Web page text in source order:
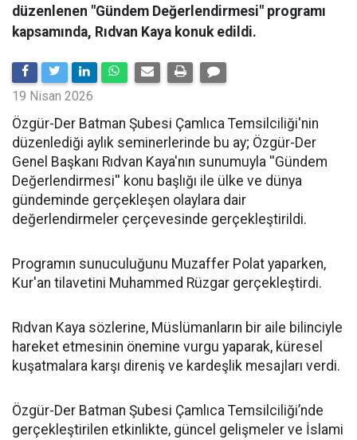
düzenlenen "Gündem Değerlendirmesi" programı
kapsamında, Rıdvan Kaya konuk edildi.
19 Nisan 2026
​Özgür-Der Batman Şubesi Çamlıca Temsilciliği'nin
düzenlediği aylık seminerlerinde bu ay; Özgür-Der
Genel Başkanı Rıdvan Kaya'nın sunumuyla ''Gündem
Değerlendirmesi'' konu başlığı ile ülke ve dünya
gündeminde gerçekleşen olaylara dair
değerlendirmeler çerçevesinde gerçekleştirildi.
Programın sunuculuğunu Muzaffer Polat yaparken,
Kur'an tilavetini Muhammed Rüzgar gerçekleştirdi.
Rıdvan Kaya sözlerine, Müslümanların bir aile bilinciyle
hareket etmesinin önemine vurgu yaparak, küresel
kuşatmalara karşı direniş ve kardeşlik mesajları verdi.
Özgür-Der Batman Şubesi Çamlıca Temsilciliği’nde
gerçekleştirilen etkinlikte, güncel gelişmeler ve İslami